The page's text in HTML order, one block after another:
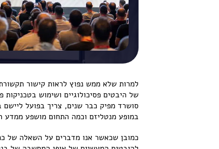
למרות שלא ממש נפוץ לראות קישור
של היבטים פסיכולוגיים ושימוש
סושרד מפיק כבר שנים, צריך בפועל ליישם
במופע מנטליזם וכמה התחום מושפע ממדע
כמובן שכאשר אנו מדברים על השאלה של